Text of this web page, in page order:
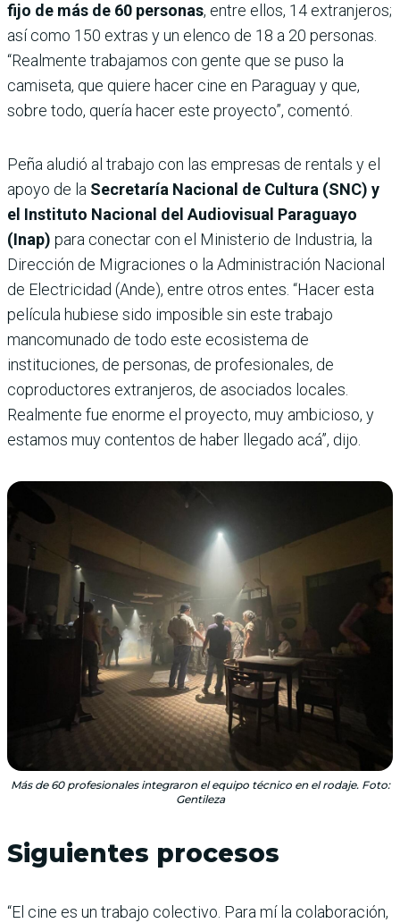
fijo de más de 60 personas, entre ellos, 14 extranjeros;
así como 150 extras y un elenco de 18 a 20 personas.
“Realmente trabajamos con gente que se puso la
camiseta, que quiere hacer cine en Paraguay y que,
sobre todo, quería hacer este proyecto”, comentó.
Peña aludió al trabajo con las empresas de rentals y el
apoyo de la Secretaría Nacional de Cultura (SNC) y
el Instituto Nacional del Audiovisual Paraguayo
(Inap) para conectar con el Ministerio de Industria, la
Dirección de Migraciones o la Administración Nacional
de Electricidad (Ande), entre otros entes. “Hacer esta
película hubiese sido imposible sin este trabajo
mancomunado de todo este ecosistema de
instituciones, de personas, de profesionales, de
coproductores extranjeros, de asociados locales.
Realmente fue enorme el proyecto, muy ambicioso, y
estamos muy contentos de haber llegado acá”, dijo.
Más de 60 profesionales integraron el equipo técnico en el rodaje. Foto:
Gentileza
Siguientes procesos
“El cine es un trabajo colectivo. Para mí la colaboración,